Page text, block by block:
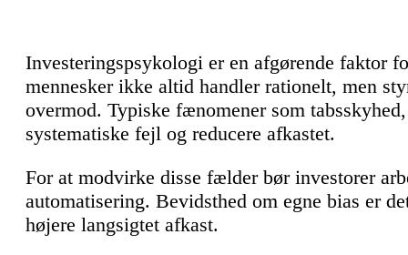
Investeringspsykologi er en afgørende faktor
mennesker ikke altid handler rationelt, men
overmod. Typiske fænomener som
systematiske fejl og reducere afkastet.
For at modvirke disse fælder bør investorer
automatisering. Bevidsthed om egne bias er
højere langsigtet afkast.